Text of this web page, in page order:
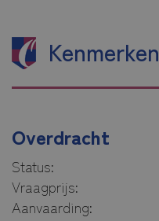
Kenmerken
Overdracht
Status:
Vraagprijs:
Aanvaarding: